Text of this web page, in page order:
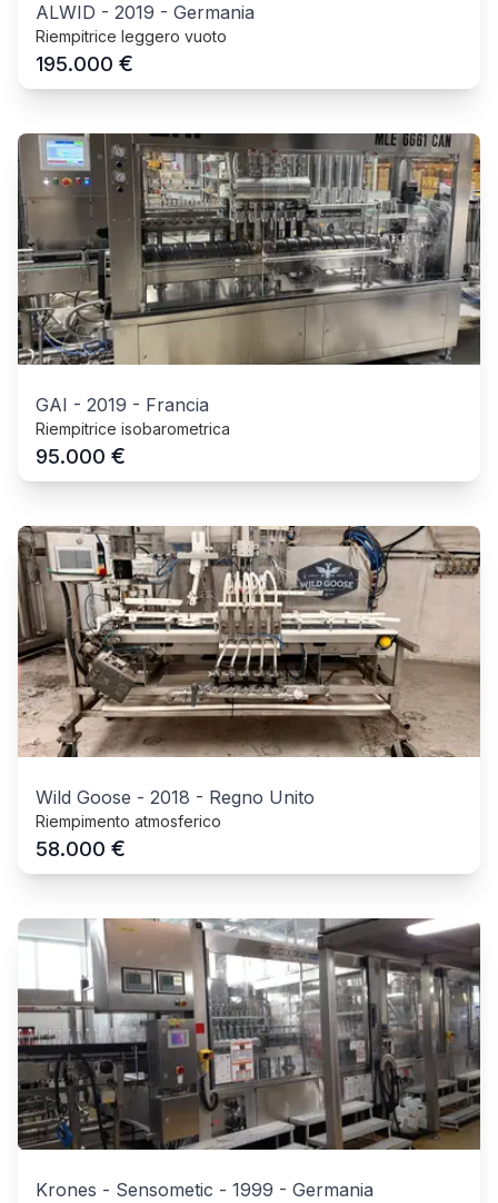
ALWID - 2019 - Germania
Riempitrice leggero vuoto
195.000 €
GAI - 2019 - Francia
Riempitrice isobarometrica
95.000 €
Wild Goose - 2018 - Regno Unito
Riempimento atmosferico
58.000 €
Krones - Sensometic - 1999 - Germania